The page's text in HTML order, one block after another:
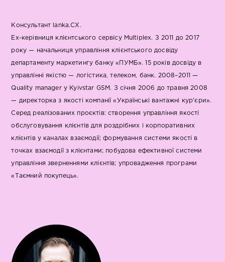
Консультант lanka.CX.
Ex-керівниця клієнтського сервісу Multiplex. З 2011 до 2017
року — начальниця управління клієнтського досвіду
департаменту маркетингу банку «ПУМБ». 15 років досвіду в
управлінні якістю — логістика, телеком, банк. 2008–2011 —
Quality manager у Kyivstar GSM. З січня 2006 до травня 2008
— директорка з якості компанії «Українські вантажні кур'єри».
Серед реалізованих проєктів: створення управління якості
обслуговування клієнтів для роздрібних і корпоративних
клієнтів у каналах взаємодії; формування системи якості в
точках взаємодії з клієнтами; побудова ефективної системи
управління зверненнями клієнтів; упровадження програми
«Таємний покупець».